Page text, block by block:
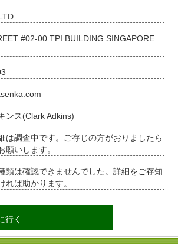
#02-00 TPI BUILDING SINGAPORE
ンス(Clark Adkins)
は調査中です。ご存じの方がおりましたら
願いします。
類は確認できませんでした。詳細をご存知
れば助かります。
行く